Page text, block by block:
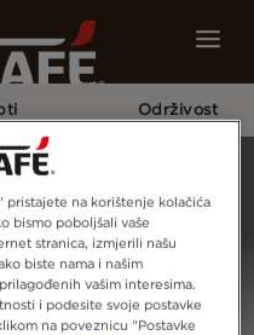
Održivost
pristajete na korištenje kolačića
bismo poboljšali vaše
stranica, izmjerili našu
biste nama i našim
vašim interesima.
i podesite svoje postavke
na poveznicu "Postavke